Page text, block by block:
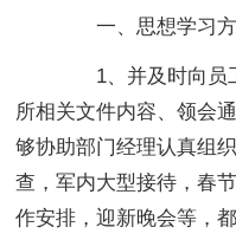
一、思想学习
1、并及时向员
所相关文件内容、领会
够协助部门经理认真组
查，军内大型接待，春
作安排，迎新晚会等，